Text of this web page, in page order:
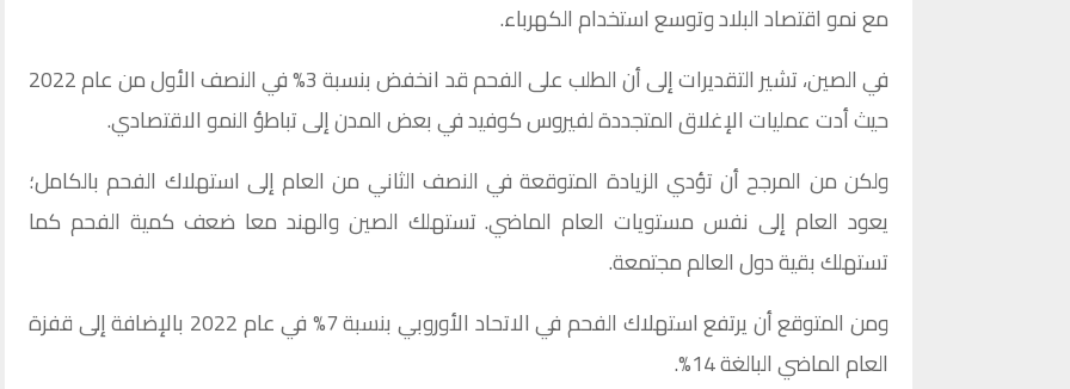
مع نمو اقتصاد البلاد وتوسع استخدام الكهرباء.
في الصين، تشير التقديرات إلى أن الطلب على الفحم قد انخفض بنسبة 3% في النصف الأول من عام 2022
حيث أدت عمليات الإغلاق المتجددة لفيروس كوفيد في بعض المدن إلى تباطؤ النمو الاقتصادي.
ولكن من المرجح أن تؤدي الزيادة المتوقعة في النصف الثاني من العام إلى استهلاك الفحم بالكامل؛
يعود العام إلى نفس مستويات العام الماضي. تستهلك الصين والهند معا ضعف كمية الفحم كما
تستهلك بقية دول العالم مجتمعة.
ومن المتوقع أن يرتفع استهلاك الفحم في الاتحاد الأوروبي بنسبة 7% في عام 2022 بالإضافة إلى قفزة
العام الماضي البالغة 14%.